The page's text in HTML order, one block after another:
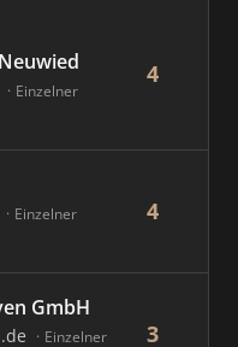
Einzelner
4
Einzelner
4
GmbH
Einzelner 3